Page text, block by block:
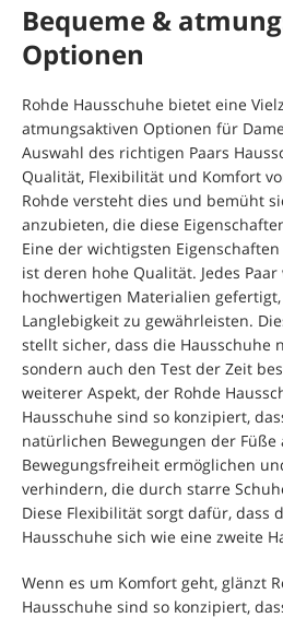
Bequeme &
Optionen
Rohde Hausschuhe bietet eine
atmungsaktiven Optionen für
Auswahl des richtigen Paars
Qualität, Flexibilität und Komfort
Rohde versteht dies und bemüht
anzubieten, die diese
Eine der wichtigsten
ist deren hohe Qualität. Jedes
hochwertigen Materialien
Langlebigkeit zu gewährleisten.
stellt sicher, dass die Hausschuhe
sondern auch den Test der Zeit
weiterer Aspekt, der Rohde
Hausschuhe sind so konzipiert,
natürlichen Bewegungen der Füße
Bewegungsfreiheit ermöglichen
verhindern, die durch starre
Diese Flexibilität sorgt dafür, dass
Hausschuhe sich wie eine zweite
Wenn es um Komfort geht, glänzt
Hausschuhe sind so konzipiert,